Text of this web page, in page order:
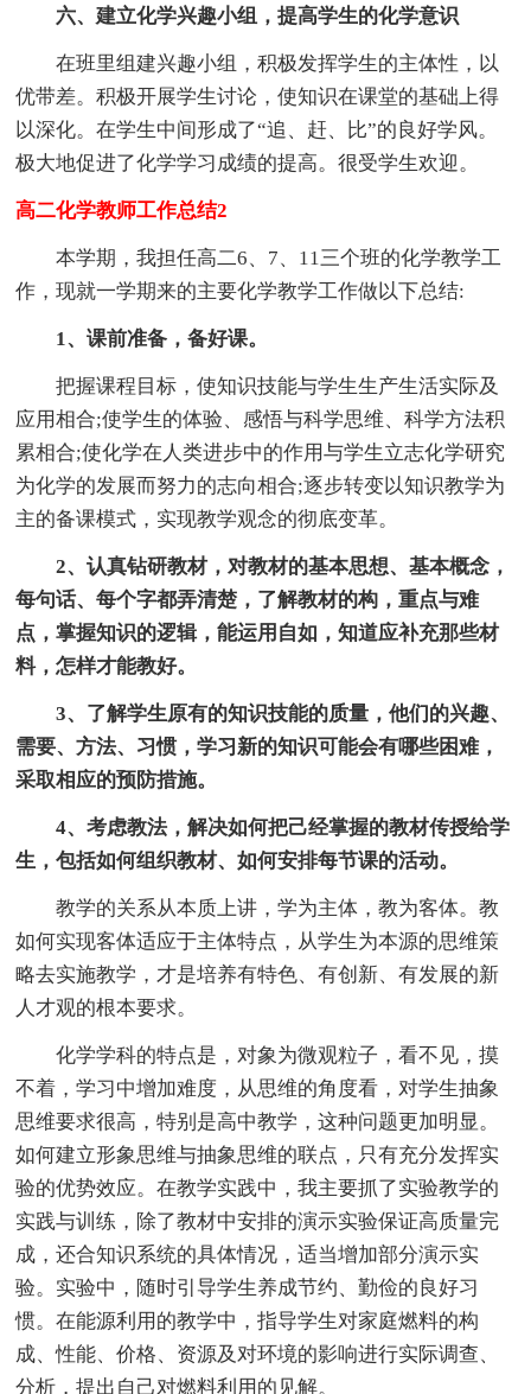
六、建立化学兴趣小组，提高学生的化学意识
在班里组建兴趣小组，积极发挥学生的主体性，以
优带差。积极开展学生讨论，使知识在课堂的基础上得
以深化。在学生中间形成了“追、赶、比”的良好学风。
极大地促进了化学学习成绩的提高。很受学生欢迎。
高二化学教师工作总结2
本学期，我担任高二6、7、11三个班的化学教学工
作，现就一学期来的主要化学教学工作做以下总结:
1、课前准备，备好课。
把握课程目标，使知识技能与学生生产生活实际及
应用相合;使学生的体验、感悟与科学思维、科学方法积
累相合;使化学在人类进步中的作用与学生立志化学研究
为化学的发展而努力的志向相合;逐步转变以知识教学为
主的备课模式，实现教学观念的彻底变革。
2、认真钻研教材，对教材的基本思想、基本概念，
每句话、每个字都弄清楚，了解教材的构，重点与难
点，掌握知识的逻辑，能运用自如，知道应补充那些材
料，怎样才能教好。
3、了解学生原有的知识技能的质量，他们的兴趣、
需要、方法、习惯，学习新的知识可能会有哪些困难，
采取相应的预防措施。
4、考虑教法，解决如何把己经掌握的教材传授给学
生，包括如何组织教材、如何安排每节课的活动。
教学的关系从本质上讲，学为主体，教为客体。教
如何实现客体适应于主体特点，从学生为本源的思维策
略去实施教学，才是培养有特色、有创新、有发展的新
人才观的根本要求。
化学学科的特点是，对象为微观粒子，看不见，摸
不着，学习中增加难度，从思维的角度看，对学生抽象
思维要求很高，特别是高中教学，这种问题更加明显。
如何建立形象思维与抽象思维的联点，只有充分发挥实
验的优势效应。在教学实践中，我主要抓了实验教学的
实践与训练，除了教材中安排的演示实验保证高质量完
成，还合知识系统的具体情况，适当增加部分演示实
验。实验中，随时引导学生养成节约、勤俭的良好习
惯。在能源利用的教学中，指导学生对家庭燃料的构
成、性能、价格、资源及对环境的影响进行实际调查、
分析，提出自己对燃料利用的见解。